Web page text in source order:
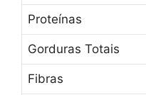
Proteínas
Gorduras Totais
Fibras